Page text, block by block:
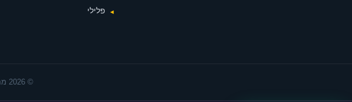
פלילי
© 2026 מחוץ לפרוטוקול | פותח על ידי